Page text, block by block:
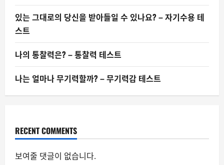
있는 그대로의 당신을 받아들일 수 있나요? – 자기수용 테
스트
나의 통찰력은? – 통찰력 테스트
나는 얼마나 무기력할까? – 무기력감 테스트
RECENT COMMENTS
보여줄 댓글이 없습니다.